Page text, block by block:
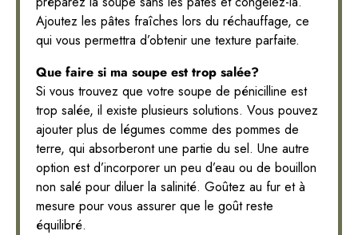
Ajoutez les pâtes fraîches lors du réchauffage, ce
qui vous permettra d’obtenir une texture parfaite.
Que faire si ma soupe est trop salée?
Si vous trouvez que votre soupe de pénicilline est
trop salée, il existe plusieurs solutions. Vous pouvez
ajouter plus de légumes comme des pommes de
terre, qui absorberont une partie du sel. Une autre
option est d’incorporer un peu d’eau ou de bouillon
non salé pour diluer la salinité. Goûtez au fur et à
mesure pour vous assurer que le goût reste
équilibré.